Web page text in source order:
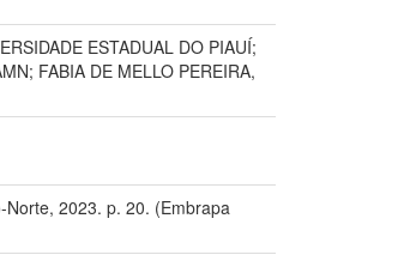
ESTADUAL DO PIAUÍ;
FABIA DE MELLO PEREIRA,
Norte, 2023. p. 20. (Embrapa